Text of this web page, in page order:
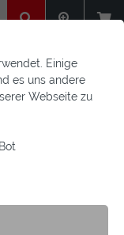
Einige
es uns andere
Webseite zu